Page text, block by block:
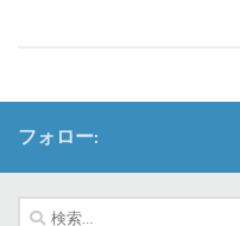
フォロー:
検